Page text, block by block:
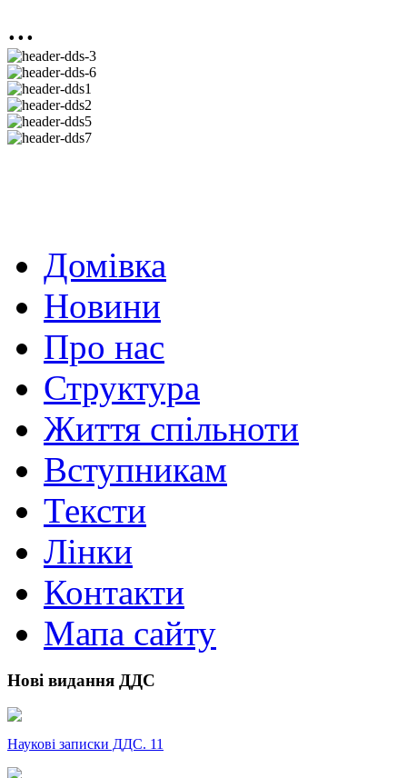
...
Домівка
Новини
Про нас
Структура
Життя спільноти
Вступникам
Тексти
Лінки
Контакти
Мапа сайту
Нові видання ДДС
Наукові записки ДДС. 11